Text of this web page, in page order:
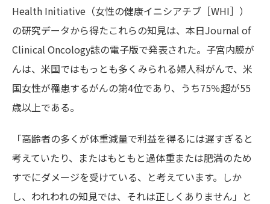
Health Initiative（女性の健康イニシアチブ［WHI］）
の研究データから得たこれらの知見は、本日Journal of
Clinical Oncology誌の電子版で発表された。子宮内膜が
んは、米国ではもっとも多くみられる婦人科がんで、米
国女性が罹患するがんの第4位であり、うち75％超が55
歳以上である。
「高齢者の多くが体重減量で利益を得るには遅すぎると
考えていたり、またはもともと過体重または肥満のため
すでにダメージを受けている、と考えています。しか
し、われわれの知見では、それは正しくありません」と